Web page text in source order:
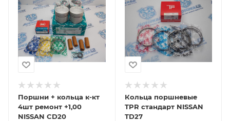
Поршни + кольца к-кт
4шт ремонт +1,00
NISSAN CD20
Кольца поршневые
TPR стандарт NISSAN
TD27